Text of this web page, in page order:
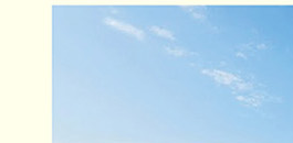
오키나와에서 자다
를 위한 로맨틱 리조트
을 위한 힐링호텔